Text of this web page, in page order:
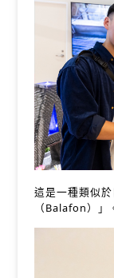
這是一種類似
（Balafon）」